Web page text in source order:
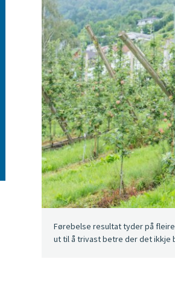
Førebelse resultat tyder på
ut til å trivast betre der det ikkje